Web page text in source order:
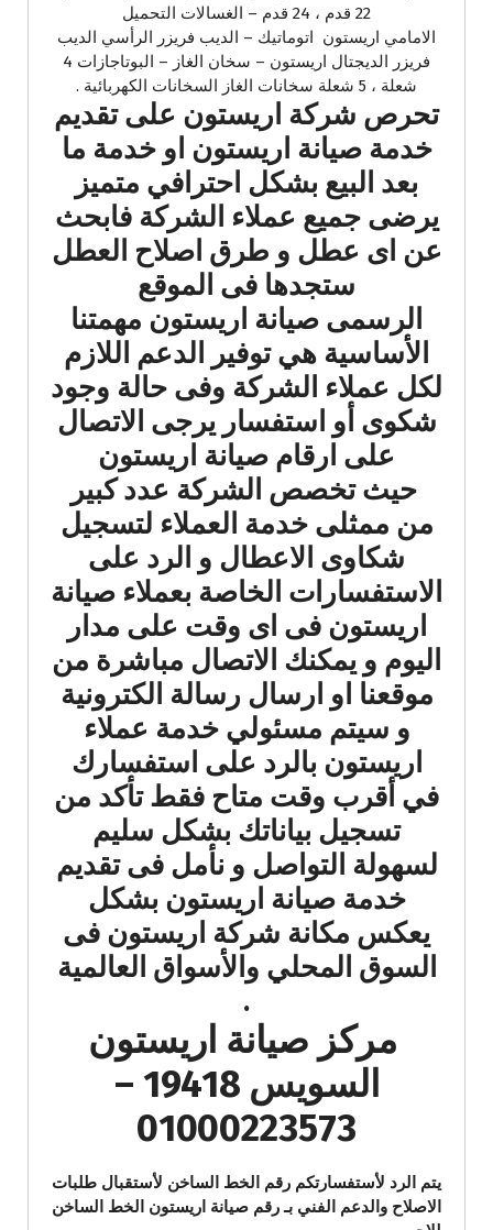
22 قدم ، 24 قدم – الغسالات التحميل
الامامي اريستون اتوماتيك – الديب فريزر الرأسي الديب
فريزر الديجتال اريستون – سخان الغاز – البوتاجازات 4
شعلة ، 5 شعلة سخانات الغاز السخانات الكهربائية .
تحرص شركة اريستون على تقديم
خدمة صيانة اريستون او خدمة ما
بعد البيع بشكل احترافي متميز
يرضى جميع عملاء الشركة فابحث
عن اى عطل و طرق اصلاح العطل
ستجدها فى الموقع
الرسمى صيانة اريستون مهمتنا
الأساسية هي توفير الدعم اللازم
لكل عملاء الشركة وفى حالة وجود
شكوى أو استفسار يرجى الاتصال
على ارقام صيانة اريستون
حيث تخصص الشركة عدد كبير
من ممثلى خدمة العملاء لتسجيل
شكاوى الاعطال و الرد على
الاستفسارات الخاصة بعملاء صيانة
اريستون فى اى وقت على مدار
اليوم و يمكنك الاتصال مباشرة من
موقعنا او ارسال رسالة الكترونية
و سيتم مسئولي خدمة عملاء
اريستون بالرد على استفسارك
في أقرب وقت متاح فقط تأكد من
تسجيل بياناتك بشكل سليم
لسهولة التواصل و نأمل فى تقديم
خدمة صيانة اريستون بشكل
يعكس مكانة شركة اريستون فى
السوق المحلي والأسواق العالمية
.
مركز صيانة اريستون
السويس 19418 –
01000223573
يتم الرد لأستفسارتكم رقم الخط الساخن لأستقبال طلبات
الاصلاح والدعم الفني بـ رقم صيانة اريستون الخط الساخن